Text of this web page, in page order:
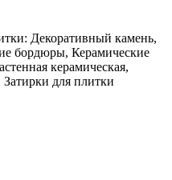
Декоративный камень,
бордюры, Керамические
керамическая,
для плитки